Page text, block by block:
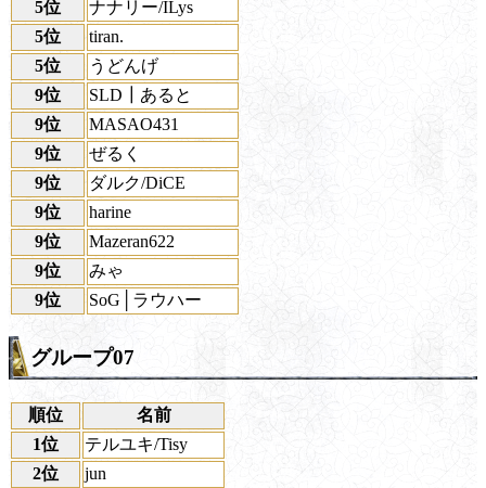
5位
ナナリー/ILys
5位
tiran.
5位
うどんげ
9位
SLD┃あると
9位
MASAO431
9位
ぜるく
9位
ダルク/DiCE
9位
harine
9位
Mazeran622
9位
みゃ
9位
SoG│ラウハー
グループ07
順位
名前
1位
テルユキ/Tisy
2位
jun